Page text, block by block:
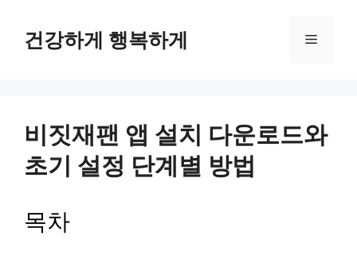
건강하게 행복하게 메
비짓재팬 앱 설치 다운로드와
초기 설정 단계별 방법
목차